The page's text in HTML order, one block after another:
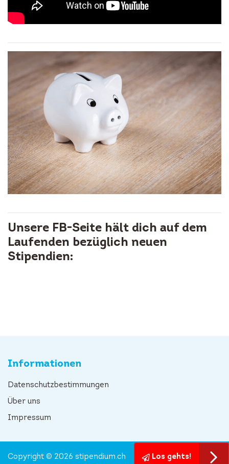
Unsere FB-Seite hält dich auf dem
Laufenden bezüglich neuen
Stipendien:
Informationen
Datenschutzbestimmungen
Über uns
Impressum
Los gehts!
Copyright © 2026 stipendium.ch